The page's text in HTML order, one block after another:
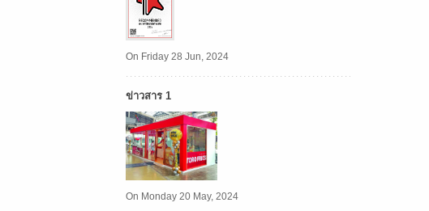
On Friday 28 Jun, 2024
ข่าวสาร 1
On Monday 20 May, 2024